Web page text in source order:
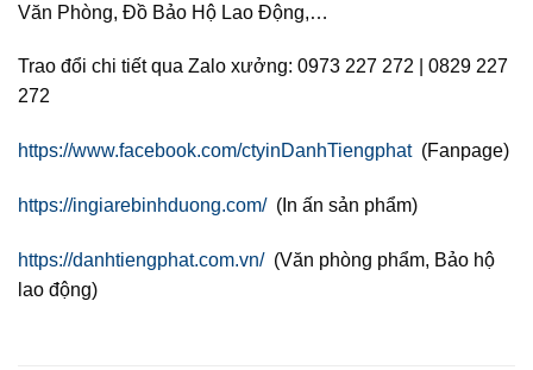
Văn Phòng, Đồ Bảo Hộ Lao Động,…
Trao đổi chi tiết qua Zalo xưởng: 0973 227 272 | 0829 227
272
https://www.facebook.com/ctyinDanhTiengphat(Fanpage)
https://ingiarebinhduong.com/(In ấn sản phẩm)
https://danhtiengphat.com.vn/(Văn phòng phẩm, Bảo hộ
lao động)